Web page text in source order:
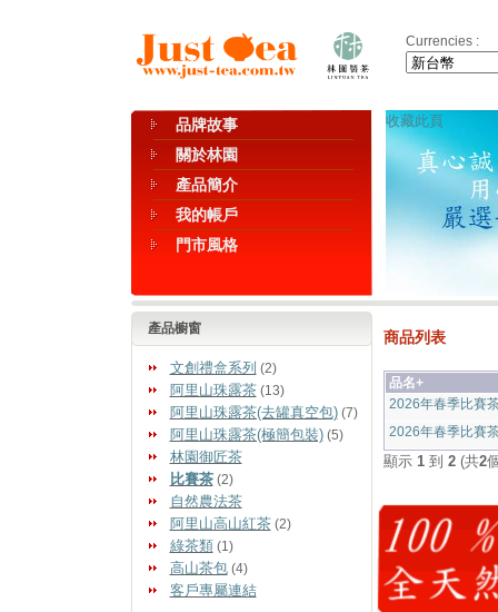
Currencies :
品牌故事
關於林園
產品簡介
我的帳戶
門市風格
收藏此頁
產品櫥窗
文創禮盒系列 (2)
阿里山珠露茶(13)
阿里山珠露茶(去罐真空包)(7)
阿里山珠露茶(極簡包裝)(5)
林園御匠茶
比賽茶(2)
自然農法茶
阿里山高山紅茶(2)
綠茶類 (1)
高山茶包(4)
客戶專屬連結
商品列表
品名+
2026年春季比賽
2026年春季比賽
顯示 1到 2(共2